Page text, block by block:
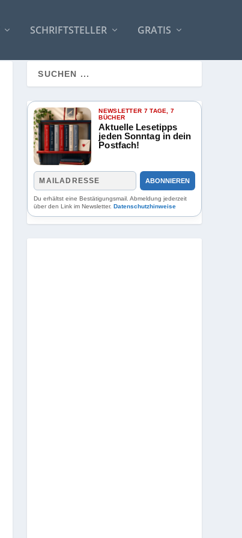
SCHRIFTSTELLER GRATIS
NEWSLETTER 7 TAGE, 7
BÜCHER
Aktuelle Lesetipps
jeden Sonntag in dein
Postfach!
ABONNIEREN
Du erhältst eine Bestätigungsmail. Abmeldung jederzeit
über den Link im Newsletter.Datenschutzhinweise